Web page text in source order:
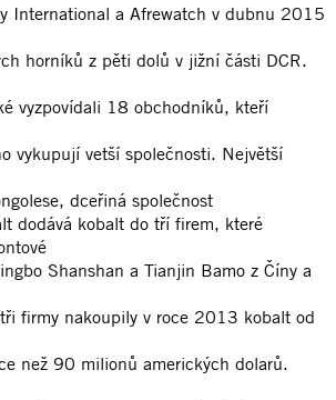
International a Afrewatch v dubnu 2015
horníků z pěti dolů v jižní části DCR.
vyzpovídali 18 obchodníků, kteří
vykupují vetší společnosti. Největší
dceřiná společnost
dodává kobalt do tří firem, které
Shanshan a Tianjin Bamo z Číny a
firmy nakoupily v roce 2013 kobalt od
než 90 milionů amerických dolarů.